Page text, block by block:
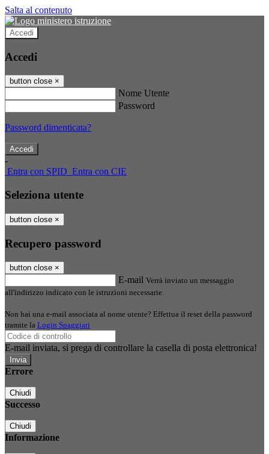
Salta al contenuto
Accedi
Accedi
button close ×
Nome Utente
Password
Password dimenticata?
-
Entra con SPID Entra con CIE
Seleziona utente
button close ×
Recupero password
button close ×
E-mail Verrà inviato un messaggio
all'indirizzo indicato con le istruzioni necessarie.
Non hai una e-mail associata al nome utente? Effettua il reset della password
tramite la Login Spaggiari
E-mail inviata, si prega di controllare la casella di posta elettronica!
Errore
Chiudi
Successo
Chiudi
Informazione